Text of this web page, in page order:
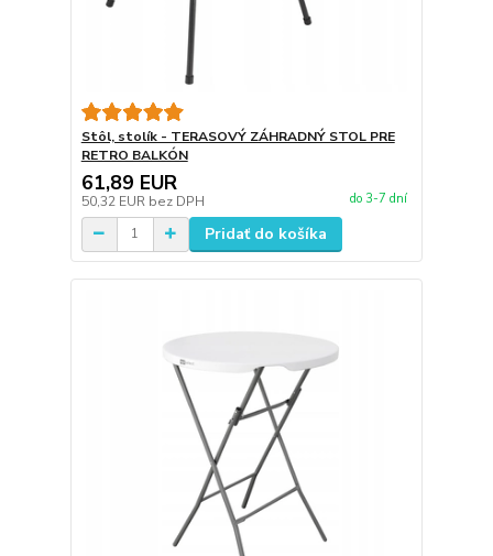
Stôl, stolík - TERASOVÝ ZÁHRADNÝ STOL PRE
RETRO BALKÓN
61,89 EUR
50,32 EUR bez DPH do 3-7 dní
Pridať do košíka